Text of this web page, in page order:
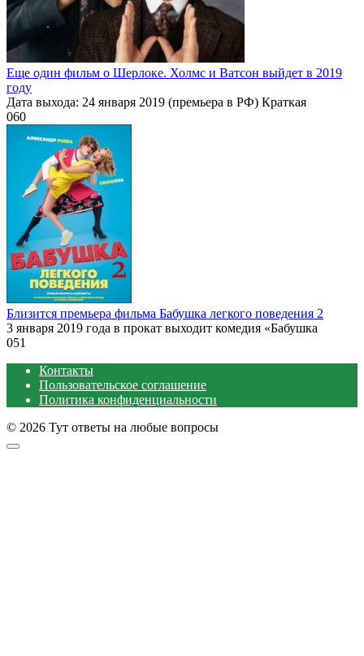
Еще один фильм о Шерлоке. Холмс и Ватсон выйдет в 2019
году
Дата выхода: 24 января 2019 (премьера в РФ) Краткая
060
Близится премьера фильма Бабушка легкого поведения 2
3 января 2019 года в прокат выходит комедия «Бабушка
051
Контакты
Пользовательское соглашение
Политика конфиденциальности
© 2026 Тут ответы на любые вопросы